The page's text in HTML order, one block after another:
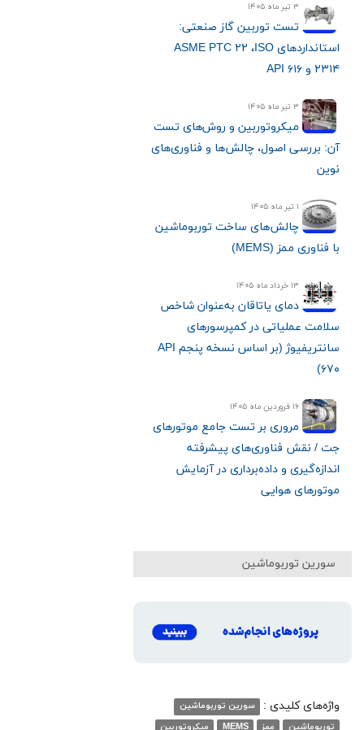
۳ تیر ماه ۱۴۰۵
تست توربین گاز صنعتی:
استانداردهای ASME PTC ۲۲ ،ISO
۲۳۱۴ و API ۶۱۶
۳ تیر ماه ۱۴۰۵
میکروتوربین و روش‌های تست
آن: بررسی اصول، چالش‌ها و فناوری‌های
نوین
۱ تیر ماه ۱۴۰۵
چالش‌های ساخت توربوماشین
با فناوری ممز (MEMS)
۱۳ خرداد ماه ۱۴۰۵
دمای یاتاقان به‌عنوان شاخص
سلامت عملیاتی در کمپرسورهای
سانتریفیوژ (بر اساس نسخه پنجم API
۶۷۰)
۱۶ فروردین ماه ۱۴۰۵
مروری بر تست جامع موتورهای
جت / نقش فناوری‌های پیشرفته
اندازه‌گیری و داده‌برداری در آزمایش
موتورهای هوایی
سورین توربوماشین
واژه‌های کلیدی :
سورین توربوماشین